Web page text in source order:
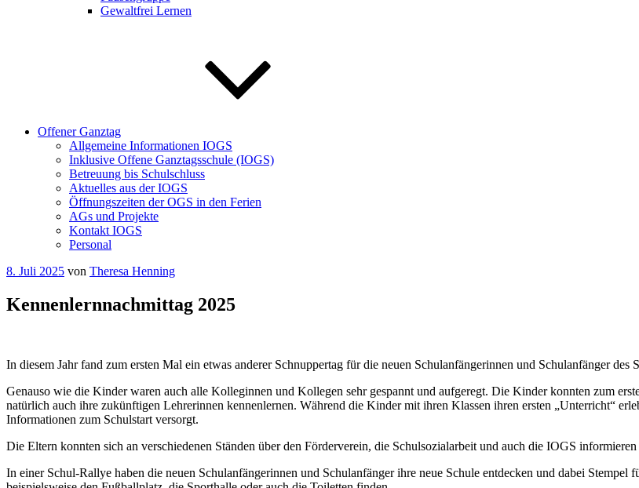
Gewaltfrei Lernen
Offener Ganztag
Allgemeine Informationen IOGS
Inklusive Offene Ganztagsschule (IOGS)
Betreuung bis Schulschluss
Aktuelles aus der IOGS
Öffnungszeiten der OGS in den Ferien
AGs und Projekte
Kontakt IOGS
Personal
Veröffentlicht
8. Juli 2025 von Theresa Henning
Kennenlernnachmittag 2025
In diesem Jahr fand zum ersten Mal ein etwas anderer Schnuppertag für die neuen Schulanfängerinnen und Schulanfänger des
Genauso wie die Kinder waren auch alle Kolleginnen und Kollegen sehr gespannt und aufgeregt. Die Kinder konnten zum
natürlich auch ihre zukünftigen Lehrerinnen kennenlernen. Während die Kinder mit ihren Klassen ihren ersten „Unterricht“
Informationen zum Schulstart versorgt.
Die Eltern konnten sich an verschiedenen Ständen über den Förderverein, die Schulsozialarbeit und auch die IOGS
In einer Schul-Rallye haben die neuen Schulanfängerinnen und Schulanfänger ihre neue Schule entdecken und dabei